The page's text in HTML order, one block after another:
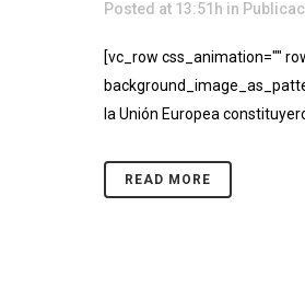
Posted at 13:51h in
[vc_row css_animation=""
la Unión Europea
READ MORE